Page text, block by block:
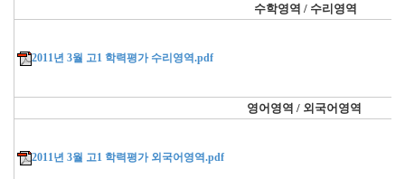
수학영역 / 수리영역
2011년 3월 고1 학력평가 수리영역.pdf
영어영역 / 외국어영역
2011년 3월 고1 학력평가 외국어영역.pdf